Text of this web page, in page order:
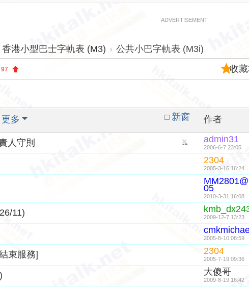
ADVERTISEMENT
香港小型巴士字軌表 (M3) › 公共小巴字軌表 (M3i)
收
97
新窗
更多 作者
隱
藏
帖
人守則 admin31
2006-6-7 23:05
2304
2005-3-16 16:24
05
2010-3-31 16:08
11) 2009-12-7 13:23
2005-8-10 08:59
束服務] 2304
2005-7-19 09:36
大傻哥
2009-8-19 16:42